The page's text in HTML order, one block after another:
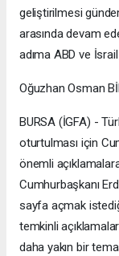
geliştirilmesi
arasında devam
adıma ABD ve
Oğuzhan Osman
BURSA (İGFA) -
oturtulması için
önemli
Cumhurbaşkanı
sayfa açmak
temkinli
daha yakın bir